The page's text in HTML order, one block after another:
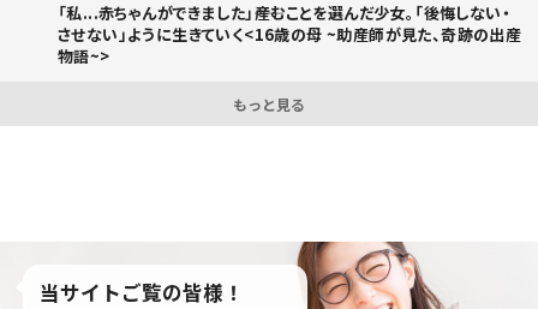
「私...赤ちゃんができました」――産むことを選んだ少女。「後悔しない・
させない」ように生きていく<16歳の母 ~助産師が見た、奇跡の出産
物語~>
もっと見る
当サイトご覧の皆様！